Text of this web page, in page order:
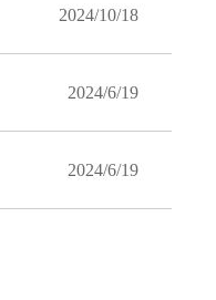
2024/10/18
2024/6/19
2024/6/19